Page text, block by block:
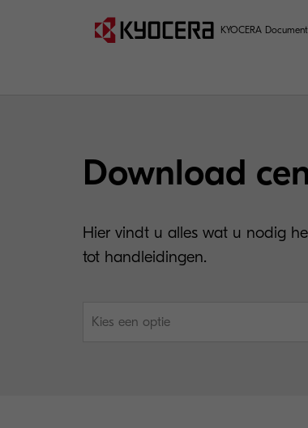
KYOCERA
Download
Hier vindt u alles wat u nodig
tot handleidingen.
Kies een optie